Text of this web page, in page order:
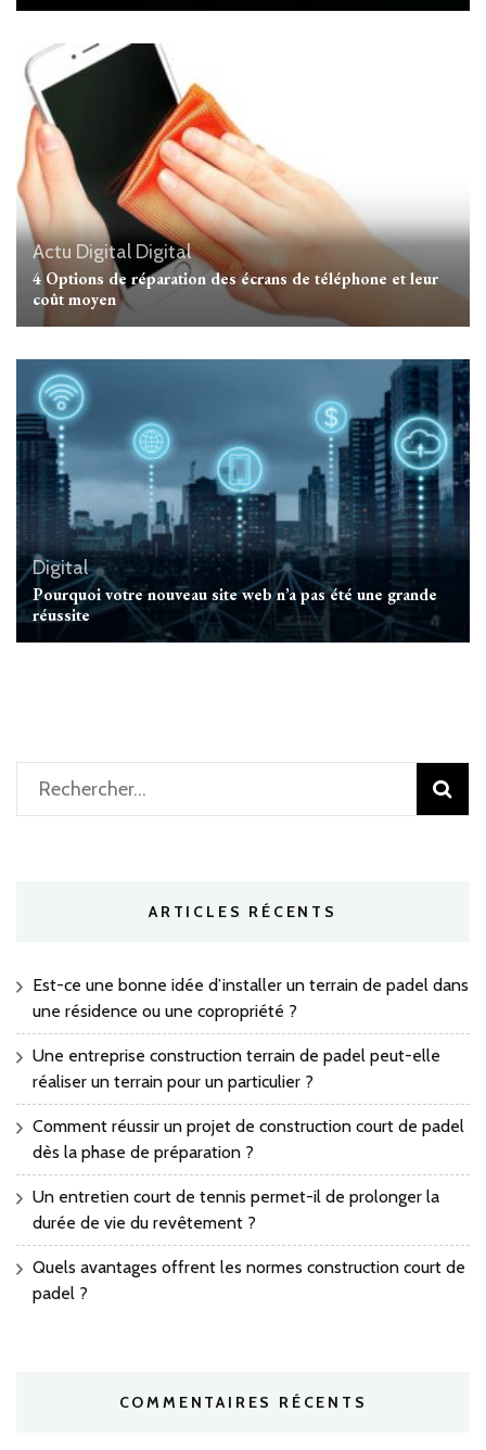
Actu Digital Digital
4 Options de réparation des écrans de téléphone et leur
coût moyen
Digital
Pourquoi votre nouveau site web n’a pas été une grande
réussite
Rechercher :
ARTICLES RÉCENTS
Est-ce une bonne idée d’installer un terrain de padel dans
une résidence ou une copropriété ?
Une entreprise construction terrain de padel peut-elle
réaliser un terrain pour un particulier ?
Comment réussir un projet de construction court de padel
dès la phase de préparation ?
Un entretien court de tennis permet-il de prolonger la
durée de vie du revêtement ?
Quels avantages offrent les normes construction court de
padel ?
COMMENTAIRES RÉCENTS